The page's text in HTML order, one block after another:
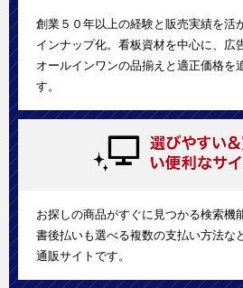
創業５０年以上の経験と販売実績を活
インナップ化。看板資材を中心に、広
オールインワンの品揃えと適正価格を
す。
お探しの商品がすぐに見つかる検索機
書後払いも選べる複数の支払い方法な
通販サイトです。